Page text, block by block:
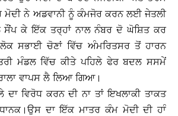
ਮੋਦੀ ਨੇ ਅਡਵਾਨੀ ਨੂੰ ਕੰਮਜੋਰ ਕਰਨ ਲਈ ਜੇਤਲੀ
ਸੌਂਪ ਕੇ ਇੱਕ ਤਰ੍ਹਾਂ ਨਾਲ ਨੰਬਰ ਦੋ ਘੋਸ਼ਿਤ ਕਰ
ਸਭਾਈ ਚੋਣਾਂ ਵਿੱਚ ਅੰਮਰਿਤਸਰ ਤੋਂ ਹਾਰਨ
ਮੰਡਲ ਵਿੱਚ ਕੀਤੇ ਪਹਿਲੇ ਫੇਰ ਬਦਲ ਸਸਮੇਂ
ਵਾਪਸ ਲੈ ਲਿਆ ਗਿਆ।
ਵਿਰੋਧ ਕਰਨ ਦੀ ਨਾ ਤਾਂ ਇਖਲਾਕੀ ਤਾਕਤ
ਦਾ ਇੱਕ ਮਾਤਰ ਕੰਮ ਮੋਦੀ ਦੀ ਹਾੰ